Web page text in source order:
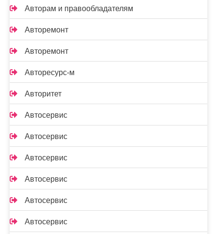
Авторам и правообладателям
Авторемонт
Авторемонт
Авторесурс-м
Авторитет
Автосервис
Автосервис
Автосервис
Автосервис
Автосервис
Автосервис